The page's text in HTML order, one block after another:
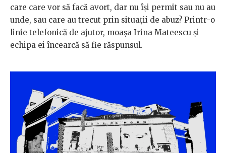
care care vor să facă avort, dar nu își permit sau nu au
unde, sau care au trecut prin situații de abuz? Printr-o
linie telefonică de ajutor, moașa Irina Mateescu și
echipa ei încearcă să fie răspunsul.